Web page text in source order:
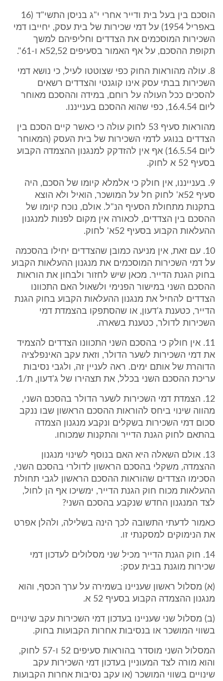
הוסכם בין בעל בית ודייר אחרי י"ג בניסן התשי"ד (16
באפריל 1954) על דמי שכירות של בית עסק, יחייבו דמי
השכירות המוסכמים את הצדדים וחליפיהם למשך
תקופת ההסכם, על אף האמור בסעיפים 52,52א ו-61".
8. עולה מהוראות החוק כפי שצוטטו לעיל, כי נושא דמי
השכירות בבתי עסק אינו קוגנטי והצדדים רשאים
להסכים ככל העולה על רוחם, במידה וההסכם מאוחר
ליום 16.4.54, כפי שהוא ההסכם בענייננו.
מהוראות סעיף 53 לחוק עולה כי כאשר קיים הסכם בין
הצדדים בנוגע לדמי השכירות של בית העסק (המאוחר
ליום 16.5.54) אף אין להזדקק למנגנון ההצמדה הקבוע
בסעיף 52 א לחוק.
9. בענייננו, אין חולק כי אלמלא קיומו של הסכם, היה
סעיף 52א' לחוק חל על המושכר, הואיל ולא הוצא
בתקנות מתחולת הסעיף הנ"ל. אולם, נוכח קיומו של
ההסכם בין הצדדים, לכאורה אין מקום לפנות למנגנון
ההעלאות הקבוע בסעיף 52א' לחוק.
10. עם זאת, אין מניעה כמובן שהצדדים יחילו בהסכמה
על דמי השכירות המוסכמים את מנגנון ההעלאות הקבוע
בחוק הגנת הדייר. מכאן שיש לחזור ולבחון את הוראות
ההסכם השני במישור הפנימי ולשאול האם התכוונו
הצדדים להחיל את מנגנון ההעלאות הקבוע בחוק הגנת
הדייר, כטענת ג'דעון, או שהסתפקו בהצמדת דמי
השכירות לדולר, כטענת בשארה.
11. אין חולק כי בהסכם השני התכוונו הצדדים להצמיד
את דמי השכירות לשער הדולר, וזאת עקב האינפלציה
הדוהרת של אותם ימים. ראה לעניין זה, ולגבי נסיבות
עריכת ההסכם השני בכלל, את תצהירו של ג'דעון, ת/1.
12. הצמדת דמי השכירות לשער הדולר בהסכם השני,
מהווה שינוי ביחס להוראות ההסכם הראשון שבו ננקב
סכום דמי השכירות בשקלים ונקבע מנגנון הצמדה
בהתאם לחוק הגנת הדייר והתקנות שמכוחו.
13. אולם השאלה היא האם בנוסף לשינוי מנגנון
ההצמדה, משקלי בהסכם הראשון לדולרי בהסכם השני,
הסכימו הצדדים שהוראות ההסכם הראשון לגבי תחולת
ההעלאות מכוח חוק הגנת הדייר, ימשיכו אף הן לחול,
לצד המנגנון החדש שנקבע בהסכם השני?
כאמור לדעתי התשובה לכך הינה בשלילה, ולהלן אפרט
את הנימוקים למסקנתי זו.
14. חוק הגנת הדייר מכיל שני מסלולים לעדכון דמי
שכירות מוגנת בבית עסק:
(א) מסלול ראשון שעניינו בשמירה על ערך הכסף, והוא
מנגנון ההצמדה הקבוע בסעיף 52 א.
(ב) מסלול שני שעניינו בעדכון דמי השכירות עקב שינויים
בשווי המושכר או בנסיבות אחרות הקבועות בחוק.
המסלול השני מוסדר בהוראות סעיפים 52 ו-57 לחוק,
והוא מורה לצד המעוניין בעדכון דמי השכירות עקב
שינויים בשווי המושכר (או עקב נסיבות אחרות הקבועות